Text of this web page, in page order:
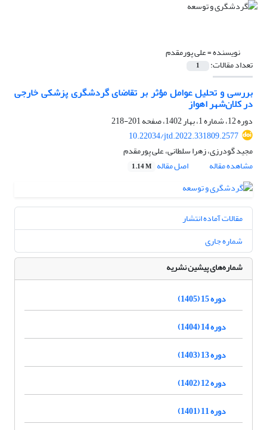
نویسنده =علی پورمقدم
تعداد مقالات: 1
بررسی و تحلیل عوامل مؤثر بر تقاضای گردشگری پزشکی خارجی
در کلان‌شهر اهواز
دوره 12، شماره 1، بهار 1402، صفحه
201-218
10.22034/jtd.2022.331809.2577
مجید گودرزی، زهرا سلطانی، علی پورمقدم
مشاهده مقاله
اصل مقاله 1.14 M
مقالات آماده انتشار
شماره جاری
شماره‌های پیشین نشریه
دوره 15 (1405)
دوره 14 (1404)
دوره 13 (1403)
دوره 12 (1402)
دوره 11 (1401)